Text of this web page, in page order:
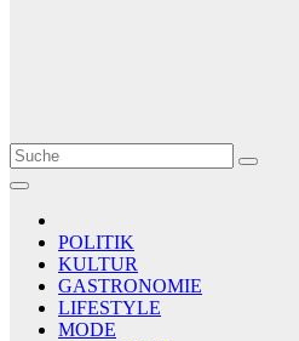
Le Matin
AGENCE DE PRESSE
POLITIK
KULTUR
GASTRONOMIE
LIFESTYLE
MODE